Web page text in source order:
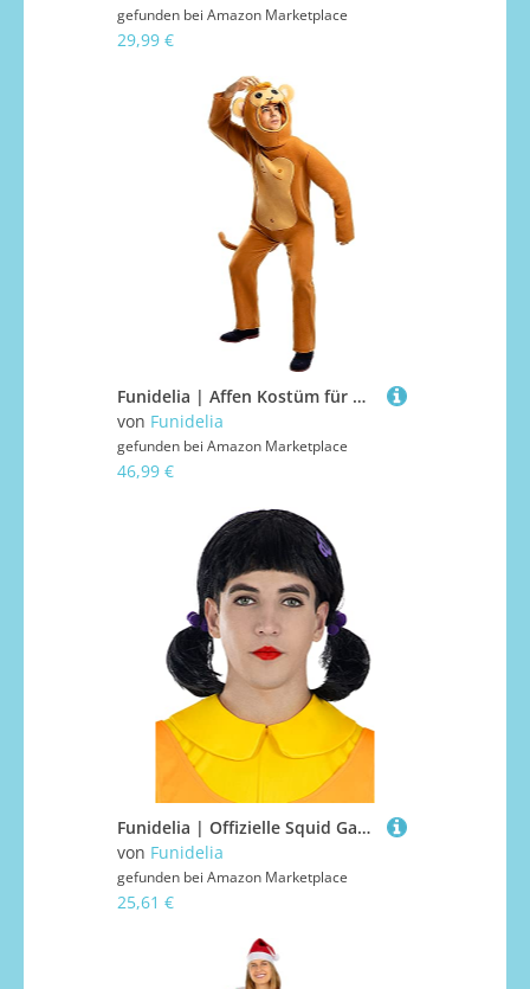
gefunden bei Amazon Marketplace
29,99 €
Funidelia | Affen Kostüm für Herren und Damen Tiere, Schimpanse, Gorilla - Kostüm für Erwachsene & Verkleidung für Partys, Karneval & Halloween - Größe S - M - Braun
von Funidelia
gefunden bei Amazon Marketplace
46,99 €
Funidelia | Offizielle Squid Game Perücke für Damen - Braun, Polyester, Einheitsgröße, Perücke, Kostümperücke
von Funidelia
gefunden bei Amazon Marketplace
25,61 €